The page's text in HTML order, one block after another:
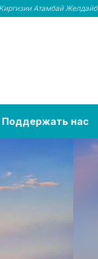
Атамбай
Поддержать нас